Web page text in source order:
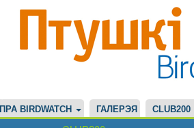
ПРА BIRDWATCH ГАЛЕРЭЯ CLUB200